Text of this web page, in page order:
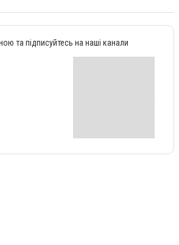
та підписуйтесь на наші канали